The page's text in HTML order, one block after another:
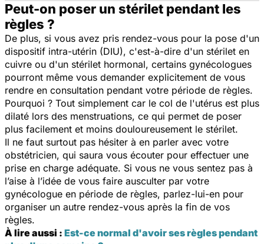
Peut-on poser un stérilet pendant les
règles ?
De plus, si vous avez pris rendez-vous pour la pose d'un
dispositif intra-utérin (DIU), c'est-à-dire d'un stérilet en
cuivre ou d'un stérilet hormonal, certains gynécologues
pourront même vous demander explicitement de vous
rendre en consultation pendant votre période de règles.
Pourquoi ? Tout simplement car le col de l'utérus est plus
dilaté lors des menstruations, ce qui permet de poser
plus facilement et moins douloureusement le stérilet.
Il ne faut surtout pas hésiter à en parler avec votre
obstétricien, qui saura vous écouter pour effectuer une
prise en charge adéquate. Si vous ne vous sentez pas à
l’aise à l’idée de vous faire ausculter par votre
gynécologue en période de règles, parlez-lui-en pour
organiser un autre rendez-vous après la fin de vos
règles.
À lire aussi : Est-ce normal d'avoir ses règles pendant